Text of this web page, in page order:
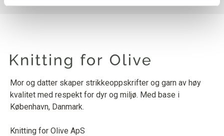
Mor og datter skaper strikkeoppskrifter og garn av høy
kvalitet med respekt for dyr og miljø. Med base i
København, Danmark.
Knitting for Olive ApS